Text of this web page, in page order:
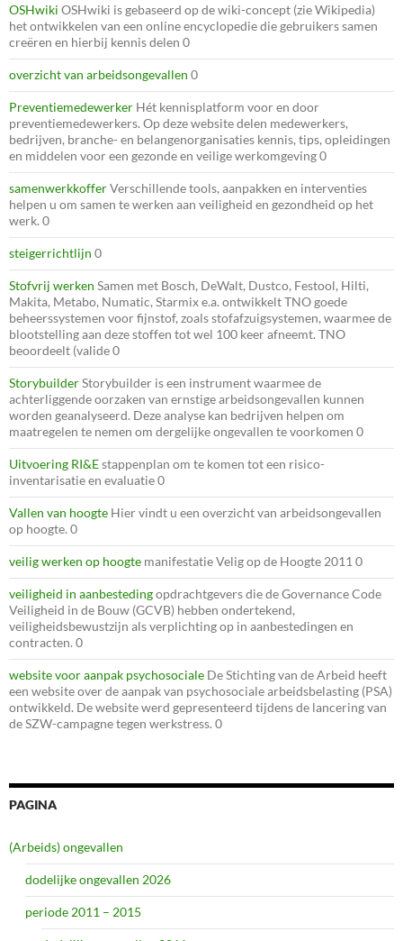
OSHwiki OSHwiki is gebaseerd op de wiki-concept (zie Wikipedia)
het ontwikkelen van een online encyclopedie die gebruikers samen
creëren en hierbij kennis delen 0
overzicht van arbeidsongevallen 0
Preventiemedewerker Hét kennisplatform voor en door
preventiemedewerkers. Op deze website delen medewerkers,
bedrijven, branche- en belangenorganisaties kennis, tips, opleidingen
en middelen voor een gezonde en veilige werkomgeving 0
samenwerkkofferVerschillende tools, aanpakken en interventies
helpen u om samen te werken aan veiligheid en gezondheid op het
werk. 0
steigerrichtlijn 0
Stofvrij werken Samen met Bosch, DeWalt, Dustco, Festool, Hilti,
Makita, Metabo, Numatic, Starmix e.a. ontwikkelt TNO goede
beheerssystemen voor fijnstof, zoals stofafzuigsystemen, waarmee de
blootstelling aan deze stoffen tot wel 100 keer afneemt. TNO
beoordeelt (valide 0
StorybuilderStorybuilder is een instrument waarmee de
achterliggende oorzaken van ernstige arbeidsongevallen kunnen
worden geanalyseerd. Deze analyse kan bedrijven helpen om
maatregelen te nemen om dergelijke ongevallen te voorkomen 0
Uitvoering RI&Estappenplan om te komen tot een risico-
inventarisatie en evaluatie 0
Vallen van hoogte Hier vindt u een overzicht van arbeidsongevallen
op hoogte. 0
veilig werken op hoogte manifestatie Velig op de Hoogte 2011 0
veiligheid in aanbestedingopdrachtgevers die de Governance Code
Veiligheid in de Bouw (GCVB) hebben ondertekend,
veiligheidsbewustzijn als verplichting op in aanbestedingen en
contracten. 0
website voor aanpak psychosociale De Stichting van de Arbeid heeft
een website over de aanpak van psychosociale arbeidsbelasting (PSA)
ontwikkeld. De website werd gepresenteerd tijdens de lancering van
de SZW-campagne tegen werkstress. 0
PAGINA
(Arbeids) ongevallen
dodelijke ongevallen 2026
periode 2011 – 2015